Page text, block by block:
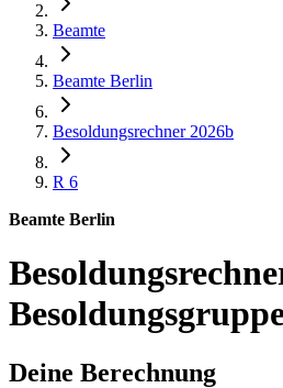
Beamte
Beamte Berlin
Besoldungsrechner 2026b
R 6
Beamte Berlin
Deine Berechnung